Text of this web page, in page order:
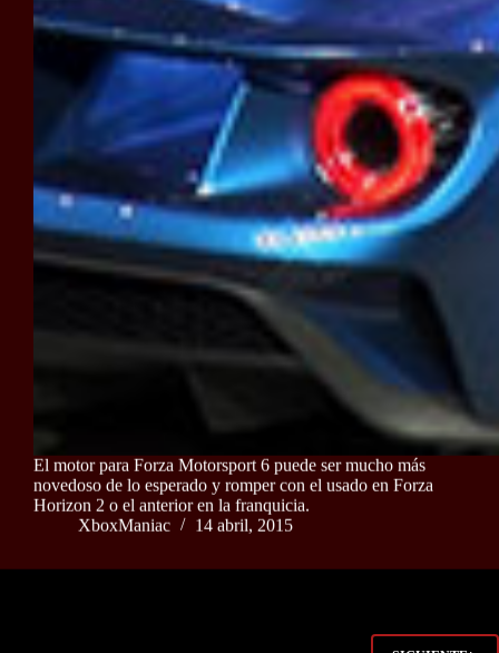
El motor para Forza Motorsport 6 puede ser mucho más
novedoso de lo esperado y romper con el usado en Forza
Horizon 2 o el anterior en la franquicia.
XboxManiac
14 abril, 2015